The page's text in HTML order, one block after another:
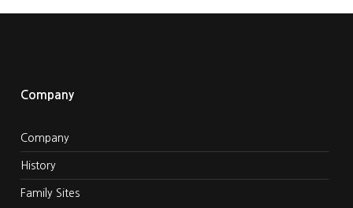
Company
Company
History
Family Sites